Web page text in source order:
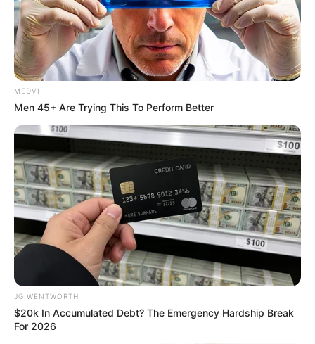
เรื่องต้องรู้ก่อนจะบูชา “นาค-ครุฑ” ถ้าไม่ฟัง พังมาเยอะ!
9 ก.ค. 2021
MEDVI
Men 45+ Are Trying This To Perform Better
JG WENTWORTH
$20k In Accumulated Debt? The Emergency Hardship Break
For 2026